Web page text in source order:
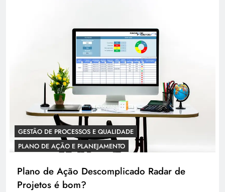
GESTÃO DE PROCESSOS E QUALIDADE
PLANO DE AÇÃO E PLANEJAMENTO
Plano de Ação Descomplicado Radar de
Projetos é bom?